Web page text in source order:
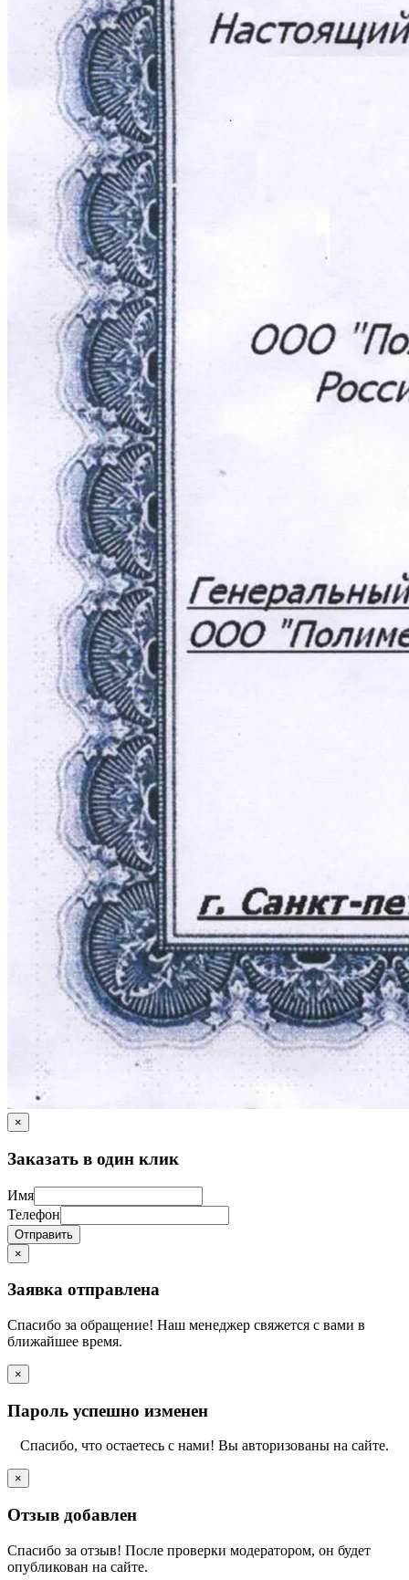
×
Заказать в один клик
Имя
Телефон
Отправить
×
Заявка отправлена
Спасибо за обращение! Наш менеджер свяжется с вами в
ближайшее время.
×
Пароль успешно изменен
Спасибо, что остаетесь с нами! Вы авторизованы на сайте.
×
Отзыв добавлен
Спасибо за отзыв! После проверки модератором, он будет
опубликован на сайте.